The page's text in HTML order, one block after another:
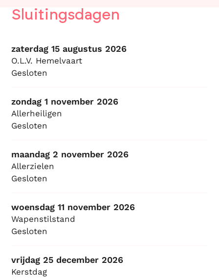
Sluitingsdagen
zaterdag 15 augustus 2026
O.L.V. Hemelvaart
Gesloten
zondag 1 november 2026
Allerheiligen
Gesloten
maandag 2 november 2026
Allerzielen
Gesloten
woensdag 11 november 2026
Wapenstilstand
Gesloten
vrijdag 25 december 2026
Kerstdag